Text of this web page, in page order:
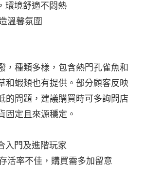
環境舒適不悶熱
溫馨氛圍
，種類多樣，包含熱門孔雀魚和
和蝦類也有提供。部分顧客反映
的問題，建議購買時可多詢問店
固定且來源穩定。
入門及進階玩家
活率不佳，購買需多加留意